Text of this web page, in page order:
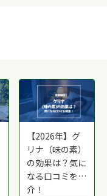
【2026年】グ
リナ（味の素）
の効果は？気に
なる口コミを紹
介！